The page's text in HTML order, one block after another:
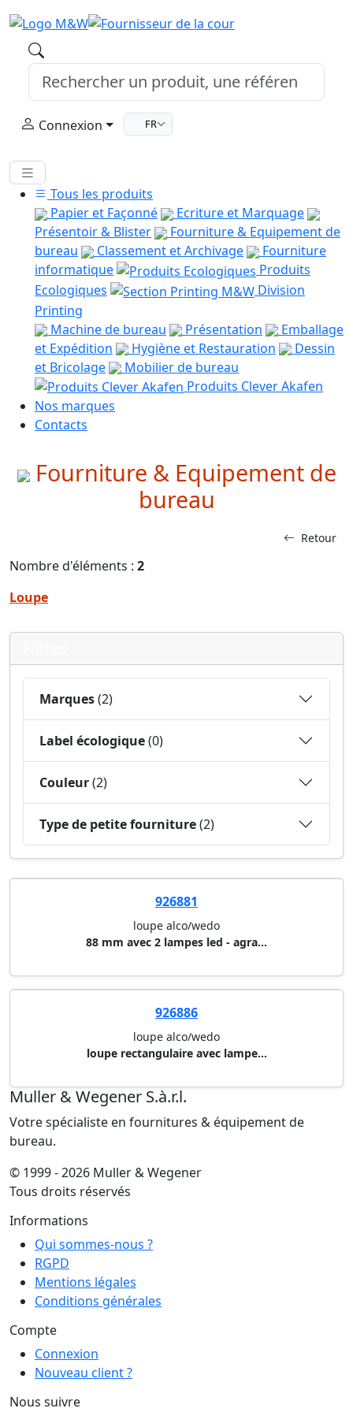
Connexion FR
Tous les produits
Papier et Façonné
Ecriture et Marquage
Présentoir & Blister
Fourniture & Equipement de
bureau
Classement et Archivage
Fourniture
informatique
Produits
Ecologiques
Division
Printing
Machine de bureau
Présentation
Emballage
et Expédition
Hygiène et Restauration
Dessin
et Bricolage
Mobilier de bureau
Produits Clever Akafen
Nos marques
Contacts
Fourniture & Equipement de
bureau
Retour
Nombre d'éléments : 2
Loupe
Marques(2)
Label écologique(0)
Couleur(2)
Type de petite fourniture(2)
926881
loupe alco/wedo
88 mm avec 2 lampes led - agra...
926886
loupe alco/wedo
loupe rectangulaire avec lampe...
Muller & Wegener S.à.r.l.
Votre spécialiste en fournitures & équipement de
bureau.
© 1999 - 2026 Muller & Wegener
Tous droits réservés
Informations
Qui sommes-nous ?
RGPD
Mentions légales
Conditions générales
Compte
Connexion
Nouveau client ?
Nous suivre